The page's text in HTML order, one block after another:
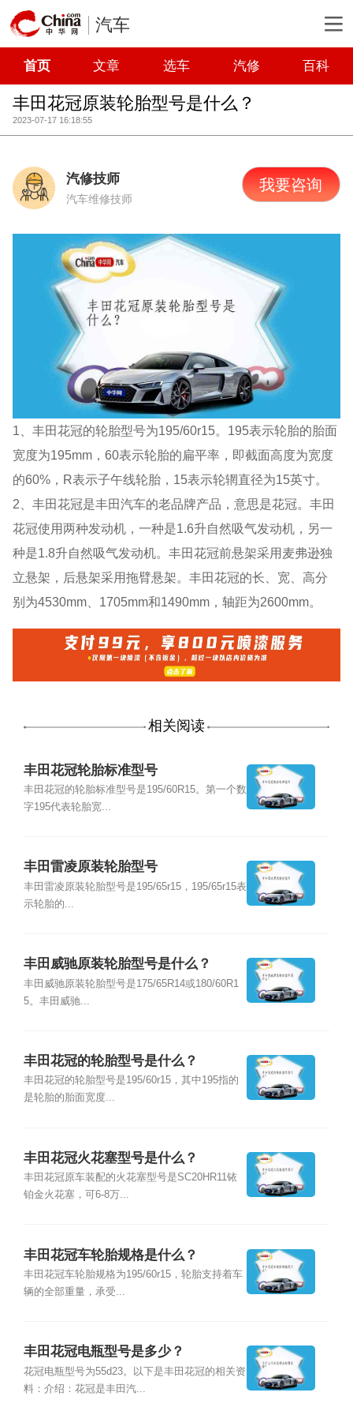
汽车
首页 文章 选车 汽修 百科
丰田花冠原装轮胎型号是什么？
2023-07-17 16:18:55
汽修技师
汽车维修技师
我要咨询
1、丰田花冠的轮胎型号为195/60r15。195表示轮胎的胎面
宽度为195mm，60表示轮胎的扁平率，即截面高度为宽度
的60%，R表示子午线轮胎，15表示轮辋直径为15英寸。
2、丰田花冠是丰田汽车的老品牌产品，意思是花冠。丰田
花冠使用两种发动机，一种是1.6升自然吸气发动机，另一
种是1.8升自然吸气发动机。丰田花冠前悬架采用麦弗逊独
立悬架，后悬架采用拖臂悬架。丰田花冠的长、宽、高分
别为4530mm、1705mm和1490mm，轴距为2600mm。
相关阅读
丰田花冠轮胎标准型号
丰田花冠的轮胎标准型号是195/60R15。第一个数
字195代表轮胎宽...
丰田雷凌原装轮胎型号
丰田雷凌原装轮胎型号是195/65r15，195/65r15表
示轮胎的...
丰田威驰原装轮胎型号是什么？
丰田威驰原装轮胎型号是175/65R14或180/60R1
5。丰田威驰...
丰田花冠的轮胎型号是什么？
丰田花冠的轮胎型号是195/60r15，其中195指的
是轮胎的胎面宽度...
丰田花冠火花塞型号是什么？
丰田花冠原车装配的火花塞型号是SC20HR11铱
铂金火花塞，可6-8万...
丰田花冠车轮胎规格是什么？
丰田花冠车轮胎规格为195/60r15，轮胎支持着车
辆的全部重量，承受...
丰田花冠电瓶型号是多少？
花冠电瓶型号为55d23。以下是丰田花冠的相关资
料：介绍：花冠是丰田汽...